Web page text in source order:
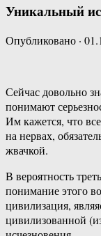
Уникальный
Опубликовано ·
Сейчас довольно
понимают
Им кажется, что
на нервах,
жвачкой.
В вероятность
понимание этого
цивилизация,
цивилизованной